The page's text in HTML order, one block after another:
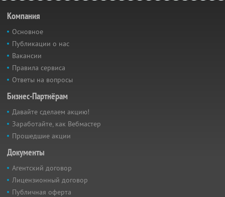
Компания
Основное
Публикации о нас
Вакансии
Правила сервиса
Ответы на вопросы
Бизнес-Партнёрам
Давайте сделаем акцию!
Заработайте, как Вебмастер
Прошедшие акции
Документы
Агентский договор
Лицензионный договор
Публичная оферта